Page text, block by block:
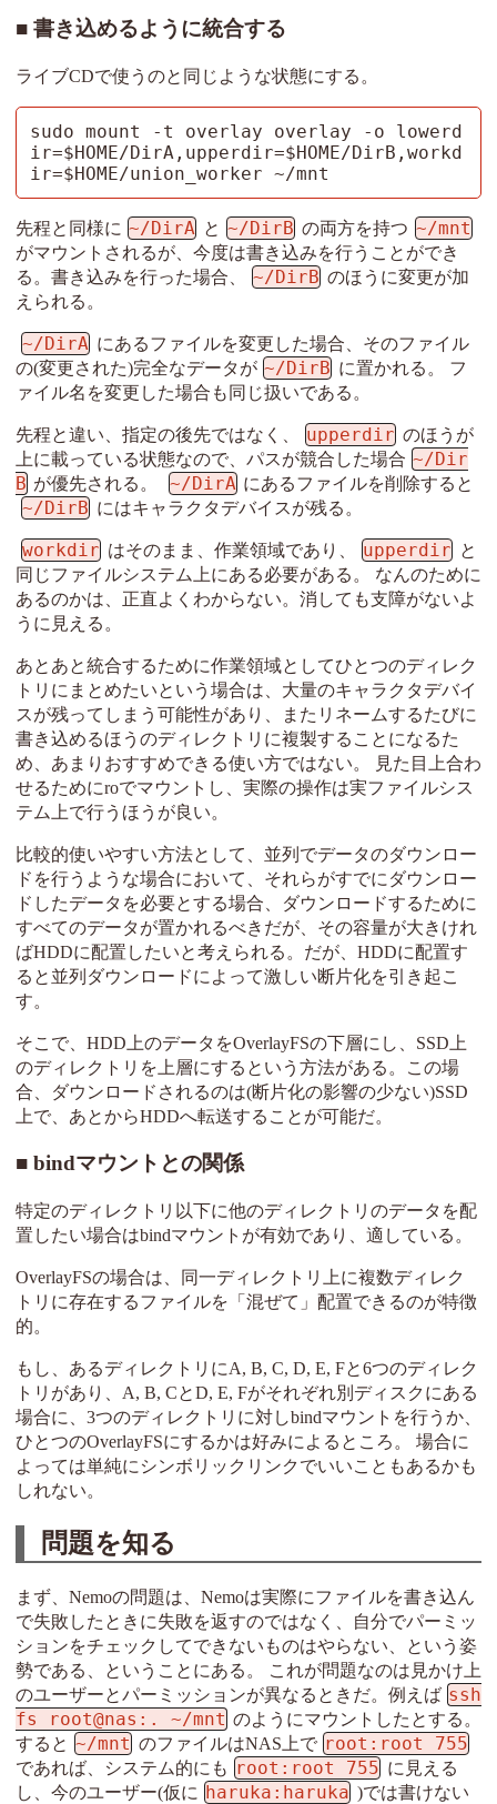
書き込めるように統合する
ライブCDで使うのと同じような状態にする。
sudo mount -t overlay overlay -o lowerd
ir=$HOME/DirA,upperdir=$HOME/DirB,workd
ir=$HOME/union_worker ~/mnt
先程と同様に ~/DirA と ~/DirB の両方を持つ ~/mnt
がマウントされるが、今度は書き込みを行うことができ
る。書き込みを行った場合、
~/DirB のほうに変更が加
えられる。
~/DirA にあるファイルを変更した場合、そのファイル
の(変更された)完全なデータが ~/DirB に置かれる。 フ
ァイル名を変更した場合も同じ扱いである。
先程と違い、指定の後先ではなく、 upperdir のほうが
上に載っている状態なので、パスが競合した場合 ~/Dir
B が優先される。 ~/DirA にあるファイルを削除すると
~/DirB にはキャラクタデバイスが残る。
workdir はそのまま、作業領域であり、 upperdir と
同じファイルシステム上にある必要がある。 なんのために
あるのかは、正直よくわからない。消しても支障がないよ
うに見える。
あとあと統合するために作業領域としてひとつのディレク
トリにまとめたいという場合は、大量のキャラクタデバイ
スが残ってしまう可能性があり、またリネームするたびに
書き込めるほうのディレクトリに複製することになるた
め、あまりおすすめできる使い方ではない。 見た目上合わ
せるためにroでマウントし、実際の操作は実ファイルシス
テム上で行うほうが良い。
比較的使いやすい方法として、並列でデータのダウンロー
ドを行うような場合において、それらがすでにダウンロー
ドしたデータを必要とする場合、ダウンロードするために
すべてのデータが置かれるべきだが、その容量が大きけれ
ばHDDに配置したいと考えられる。だが、HDDに配置す
ると並列ダウンロードによって激しい断片化を引き起こ
す。
そこで、HDD上のデータをOverlayFSの下層にし、SSD上
のディレクトリを上層にするという方法がある。この場
合、ダウンロードされるのは(断片化の影響の少ない)SSD
上で、あとからHDDへ転送することが可能だ。
bindマウントとの関係
特定のディレクトリ以下に他のディレクトリのデータを配
置したい場合はbindマウントが有効であり、適している。
OverlayFSの場合は、同一ディレクトリ上に複数ディレク
トリに存在するファイルを「混ぜて」配置できるのが特徴
的。
もし、あるディレクトリにA, B, C, D, E, Fと6つのディレク
トリがあり、A, B, CとD, E, Fがそれぞれ別ディスクにある
場合に、3つのディレクトリに対しbindマウントを行うか、
ひとつのOverlayFSにするかは好みによるところ。 場合に
よっては単純にシンボリックリンクでいいこともあるかも
しれない。
問題を知る
まず、Nemoの問題は、Nemoは実際にファイルを書き込ん
で失敗したときに失敗を返すのではなく、自分でパーミッ
ションをチェックしてできないものはやらない、という姿
勢である、ということにある。 これが問題なのは見かけ上
のユーザーとパーミッションが異なるときだ。例えば ssh
fs root@nas:. ~/mnt のようにマウントしたとする。
すると ~/mnt のファイルはNAS上で root:root 755
であれば、システム的にも root:root 755 に見える
し、今のユーザー(仮に haruka:haruka )では書けない